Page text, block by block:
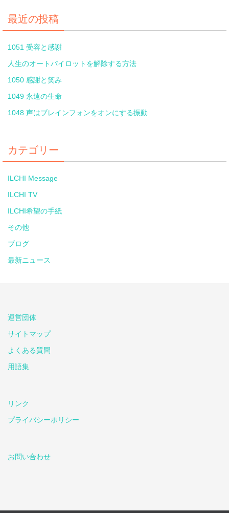
最近の投稿
1051 受容と感謝
人生のオートパイロットを解除する方法
1050 感謝と笑み
1049 永遠の生命
1048 声はブレインフォンをオンにする振動
カテゴリー
ILCHI Message
ILCHI TV
ILCHI希望の手紙
その他
ブログ
最新ニュース
運営団体
サイトマップ
よくある質問
用語集
リンク
プライバシーポリシー
お問い合わせ